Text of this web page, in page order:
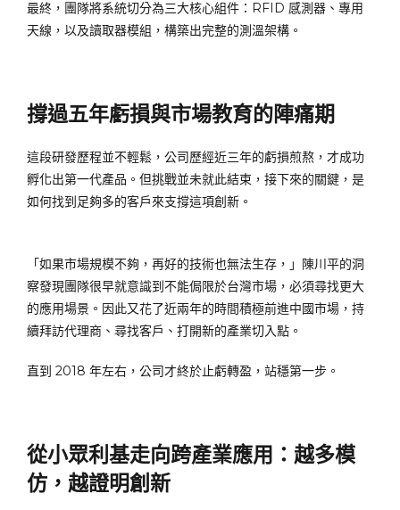
最終，團隊將系統切分為三大核心組件：RFID 感測器、專用
天線，以及讀取器模組，構築出完整的測溫架構。
撐過五年虧損與市場教育的陣痛期
這段研發歷程並不輕鬆，公司歷經近三年的虧損煎熬，才成功
孵化出第一代產品。但挑戰並未就此結束，接下來的關鍵，是
如何找到足夠多的客戶來支撐這項創新。
「如果市場規模不夠，再好的技術也無法生存，」陳川平的洞
察發現團隊很早就意識到不能侷限於台灣市場，必須尋找更大
的應用場景。因此又花了近兩年的時間積極前進中國市場，持
續拜訪代理商、尋找客戶、打開新的產業切入點。
直到 2018 年左右，公司才終於止虧轉盈，站穩第一步。
從小眾利基走向跨產業應用：越多模
仿，越證明創新